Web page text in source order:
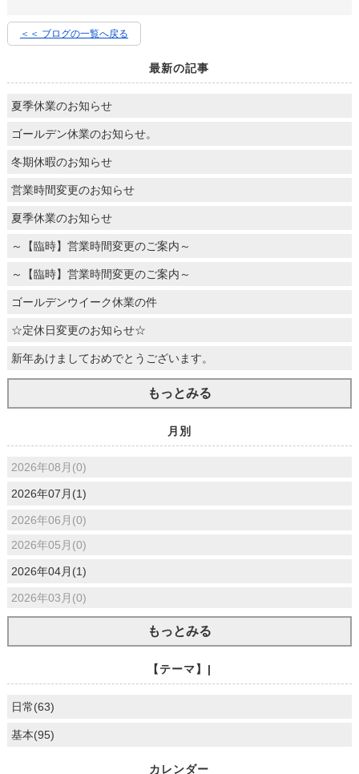
＜＜ ブログの一覧へ戻る
最新の記事
夏季休業のお知らせ
ゴールデン休業のお知らせ。
冬期休暇のお知らせ
営業時間変更のお知らせ
夏季休業のお知らせ
～【臨時】営業時間変更のご案内～
～【臨時】営業時間変更のご案内～
ゴールデンウイーク休業の件
☆定休日変更のお知らせ☆
新年あけましておめでとうございます。
もっとみる
月別
2026年08月(0)
2026年07月(1)
2026年06月(0)
2026年05月(0)
2026年04月(1)
2026年03月(0)
もっとみる
【テーマ】|
日常(63)
基本(95)
カレンダー